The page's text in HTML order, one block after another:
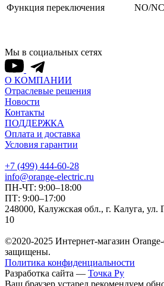
Функция переключения
NO/NC
Мы в социальных сетях
О КОМПАНИИ
Отраслевые решения
Новости
Контакты
ПОДДЕРЖКА
Оплата и доставка
Условия гарантии
+7 (499) 444-60-28
info@orange-electric.ru
ПН-ЧТ: 9:00–18:00
ПТ: 9:00–17:00
248000, Калужская обл., г. Калуга, ул.
10
©2020-2025 Интернет-магазин
защищены.
Политика конфиденциальности
Разработка сайта — Точка Ру
Ваш браузер устарел рекомендуем